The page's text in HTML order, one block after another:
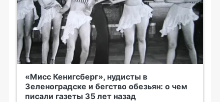
«Мисс Кенигсберг», нудисты в
Зеленоградске и бегство обезьян: о чем
писали газеты 35 лет назад